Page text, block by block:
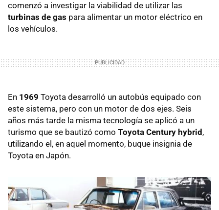
comenzó a investigar la viabilidad de utilizar las
turbinas de gas para alimentar un motor eléctrico en
los vehículos.
En 1969 Toyota desarrolló un autobús equipado con
este sistema, pero con un motor de dos ejes. Seis
años más tarde la misma tecnología se aplicó a un
turismo que se bautizó como Toyota Century hybrid ,
utilizando el, en aquel momento, buque insignia de
Toyota en Japón.